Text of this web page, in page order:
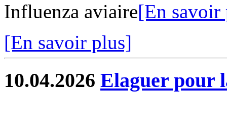
Influenza aviaire[En savoir
[En savoir plus]
10.04.2026 Elaguer pour